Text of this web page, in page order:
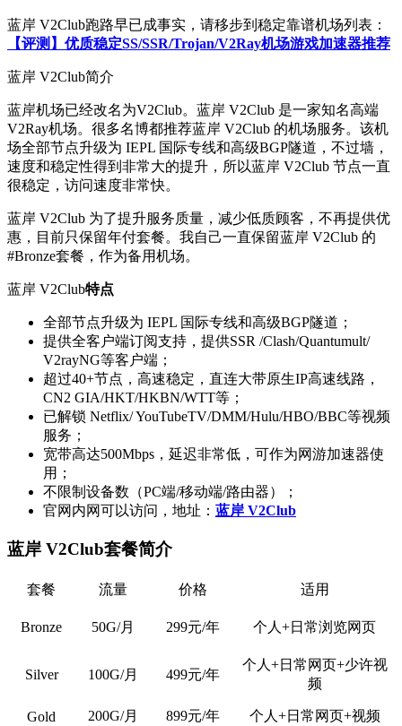
蓝岸 V2Club跑路早已成事实，请移步到稳定靠谱机场列表：
【评测】优质稳定SS/SSR/Trojan/V2Ray机场游戏加速器推荐
蓝岸 V2Club简介
蓝岸机场已经改名为V2Club。蓝岸 V2Club 是一家知名高端
V2Ray机场。很多名博都推荐蓝岸 V2Club 的机场服务。该机
场全部节点升级为 IEPL 国际专线和高级BGP隧道，不过墙，
速度和稳定性得到非常大的提升，所以蓝岸 V2Club 节点一直
很稳定，访问速度非常快。
蓝岸 V2Club 为了提升服务质量，减少低质顾客，不再提供优
惠，目前只保留年付套餐。我自己一直保留蓝岸 V2Club 的
#Bronze套餐，作为备用机场。
蓝岸 V2Club特点
全部节点升级为 IEPL 国际专线和高级BGP隧道；
提供全客户端订阅支持，提供SSR /Clash/Quantumult/
V2rayNG等客户端；
超过40+节点，高速稳定，直连大带原生IP高速线路，
CN2 GIA/HKT/HKBN/WTT等；
已解锁 Netflix/ YouTubeTV/DMM/Hulu/HBO/BBC等视频
服务；
宽带高达500Mbps，延迟非常低，可作为网游加速器使
用；
不限制设备数（PC端/移动端/路由器）；
官网内网可以访问，地址： 蓝岸 V2Club
蓝岸 V2Club套餐简介
套餐 流量 价格 适用
Bronze 50G/月 299元/年 个人+日常浏览网页
Silver 100G/月 499元/年
个人+日常网页+少许视
频
Gold 200G/月 899元/年 个人+日常网页+视频